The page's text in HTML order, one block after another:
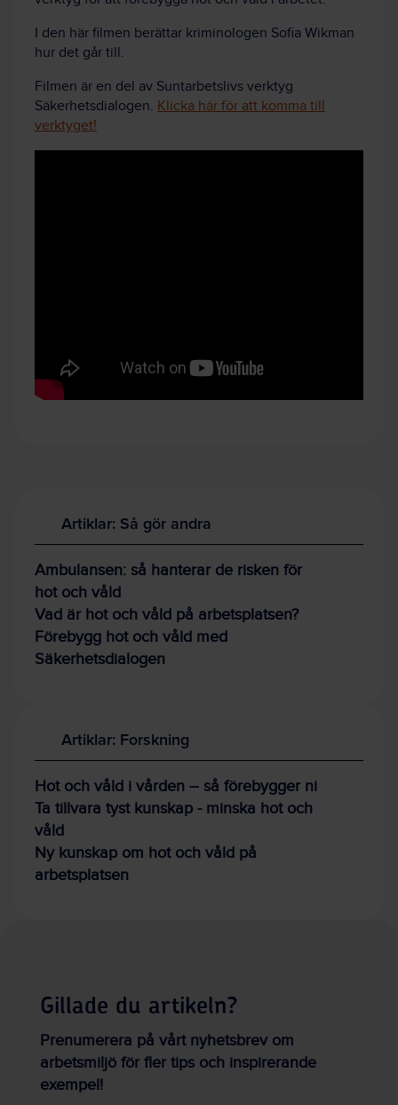
I den här filmen berättar kriminologen Sofia Wikman
hur det går till.
Filmen är en del av Suntarbetslivs verktyg
Säkerhetsdialogen. Klicka här för att komma till
verktyget!
Artiklar: Så gör andra
Ambulansen: så hanterar de risken för
hot och våld
Vad är hot och våld på arbetsplatsen?
Förebygg hot och våld med
Säkerhetsdialogen
Artiklar: Forskning
Hot och våld i vården – så förebygger ni
Ta tillvara tyst kunskap - minska hot och
våld
Ny kunskap om hot och våld på
arbetsplatsen
Gillade du artikeln?
Prenumerera på vårt nyhetsbrev om
arbetsmiljö för fler tips och inspirerande
exempel!